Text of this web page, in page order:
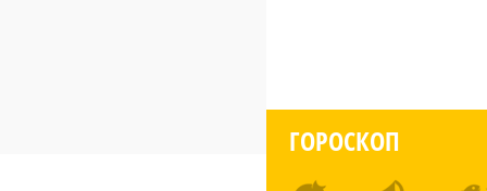
ГОРОСКОП